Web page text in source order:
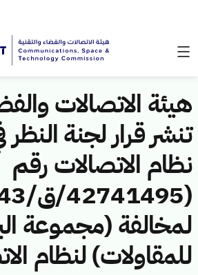
هيئة الاتصالات
تنشر قرار لجنة
نظام الاتصالات رقم
لمخالفة (مجموعة
للمقاولات) لنظام